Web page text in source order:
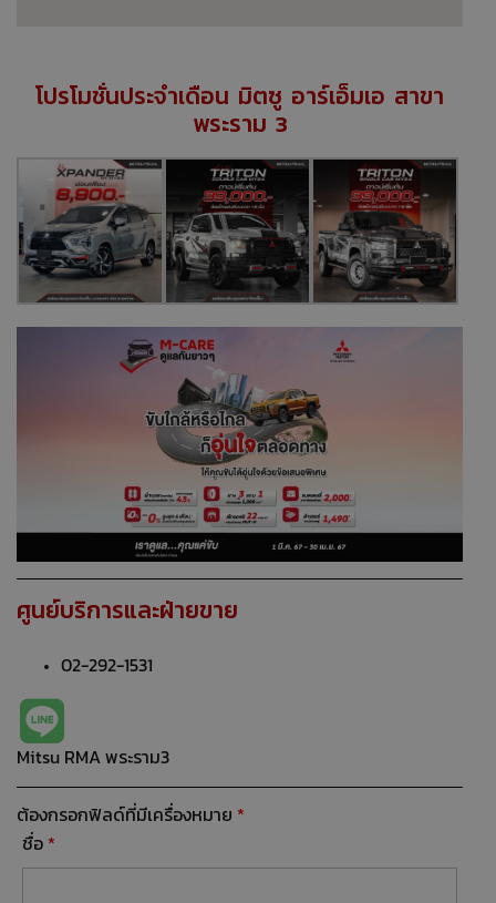
โปรโมชั่นประจำเดือน มิตซู อาร์เอ็มเอ สาขา
พระราม 3
ศูนย์บริการและฝ่ายขาย
02-292-1531
Mitsu RMA พระราม3
ต้องกรอกฟิลด์ที่มีเครื่องหมาย *
ชื่อ *